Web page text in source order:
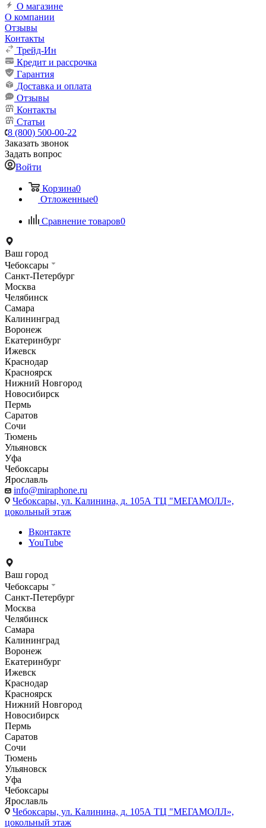
О магазине
О компании
Отзывы
Контакты
Трейд-Ин
Кредит и рассрочка
Гарантия
Доставка и оплата
Отзывы
Контакты
Статьи
8 (800) 500-00-22
Заказать звонок
Задать вопрос
Войти
Корзина0
Отложенные0
Сравнение товаров0
Ваш город
Чебоксары
Санкт-Петербург
Москва
Челябинск
Самара
Калининград
Воронеж
Екатеринбург
Ижевск
Краснодар
Красноярск
Нижний Новгород
Новосибирск
Пермь
Саратов
Сочи
Тюмень
Ульяновск
Уфа
Чебоксары
Ярославль
info@miraphone.ru
Чебоксары, ул. Калинина, д. 105А ТЦ "МЕГАМОЛЛ»,
цокольный этаж
Вконтакте
YouTube
Ваш город
Чебоксары
Санкт-Петербург
Москва
Челябинск
Самара
Калининград
Воронеж
Екатеринбург
Ижевск
Краснодар
Красноярск
Нижний Новгород
Новосибирск
Пермь
Саратов
Сочи
Тюмень
Ульяновск
Уфа
Чебоксары
Ярославль
Чебоксары, ул. Калинина, д. 105А ТЦ "МЕГАМОЛЛ»,
цокольный этаж